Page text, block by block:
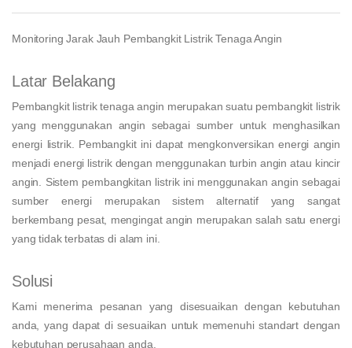
Monitoring Jarak Jauh Pembangkit Listrik Tenaga Angin
Latar Belakang
Pembangkit listrik tenaga angin merupakan suatu pembangkit listrik
yang menggunakan angin sebagai sumber untuk menghasilkan
energi listrik. Pembangkit ini dapat mengkonversikan energi angin
menjadi energi listrik dengan menggunakan turbin angin atau kincir
angin. Sistem pembangkitan listrik ini menggunakan angin sebagai
sumber energi merupakan sistem alternatif yang sangat
berkembang pesat, mengingat angin merupakan salah satu energi
yang tidak terbatas di alam ini.
Solusi
Kami menerima pesanan yang disesuaikan dengan kebutuhan
anda, yang dapat di sesuaikan untuk memenuhi standart dengan
kebutuhan perusahaan anda.